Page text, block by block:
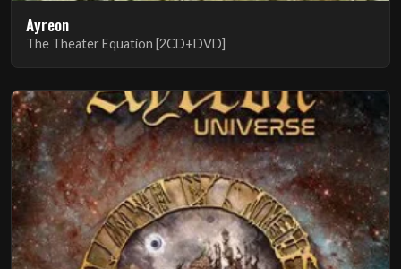
Ayreon
The Theater Equation [2CD+DVD]